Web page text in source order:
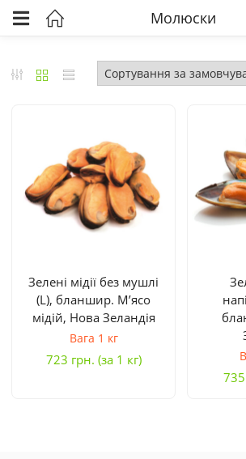
Молюски
Зелені мідії без мушлі
(L), бланшир. М’ясо
мідій, Нова Зеландія
Вага 1 кг
723 грн. (за 1 кг)
735